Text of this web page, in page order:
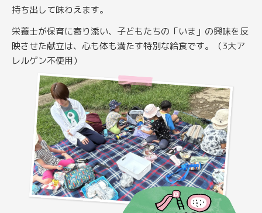
持ち出して味わえます。
栄養士が保育に寄り添い、子どもたちの「いま」の興味を反
映させた献立は、心も体も満たす特別な給食です。（3大ア
レルゲン不使用）